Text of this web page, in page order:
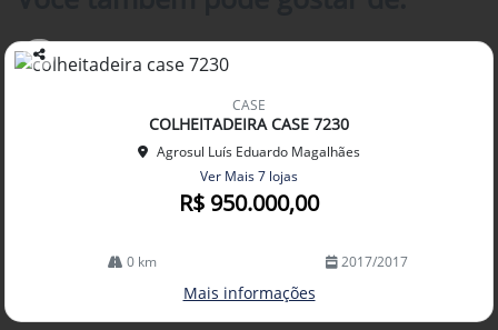
Co
CASE
COLHEITADEIRA CASE 7230
Agrosul Luís Eduardo Magalhães
Ver Mais 7 lojas
R$ 950.000,00
0 km 2017/2017
Mais informações